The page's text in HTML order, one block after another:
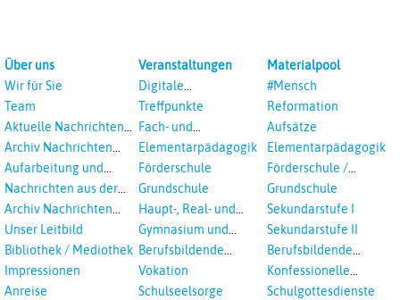
Über uns
Wir für Sie
Team
Aktuelle Nachrichten
aus dem RPI
Archiv Nachrichten
aus dem RPI ab 2018
Aufarbeitung und
Prävention
Landeskirche und EKD
Nachrichten aus der
Landeskirche
Archiv Nachrichten
aus der Landeskirche
Unser Leitbild
Bibliothek / Mediothek
Impressionen
Anreise
Veranstaltungen
Digitale
Veranstaltungen
Treffpunkte
Fach- und
Studientagungen
Elementarpädagogik
Förderschule
Grundschule
Haupt-, Real- und
Oberschule
Gymnasium und
Gesamtschule
Berufsbildende
Schulen
Vokation
Schulseelsorge
Materialpool
#Mensch
Reformation
Aufsätze
Elementarpädagogik
Förderschule /
Inklusion
Grundschule
Sekundarstufe I
Sekundarstufe II
Berufsbildende
Schulen
Konfessionelle
Kooperation
Schulgottesdienste